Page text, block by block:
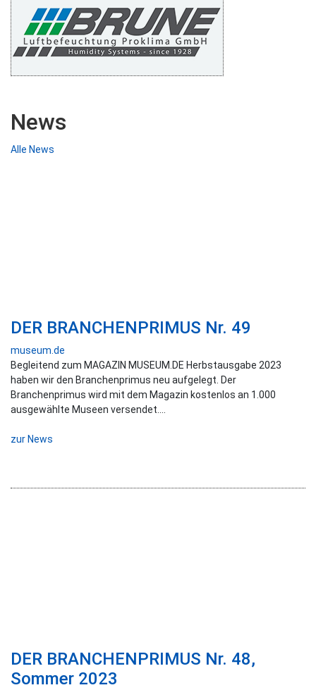
News
Alle News
DER BRANCHENPRIMUS Nr. 49
museum.de
Begleitend zum MAGAZIN MUSEUM.DE Herbstausgabe 2023
haben wir den Branchenprimus neu aufgelegt. Der
Branchenprimus wird mit dem Magazin kostenlos an 1.000
ausgewählte Museen versendet....
zur News
DER BRANCHENPRIMUS Nr. 48,
Sommer 2023